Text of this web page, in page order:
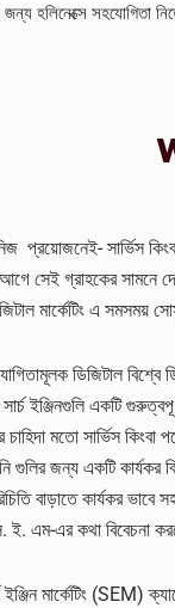
জন্য হলিনেক্সে সহযোগিতা
প্রয়োজনেই- সার্ভিস
সেই গ্রাহকের সামনে
মার্কেটিং এ সমসময়
ডিজিটাল বিশ্বে
সার্চ ইঞ্জিনগুলি একটি
চাহিদা মতো সার্ভিস
জন্য একটি কার্যকর
বাড়াতে কার্যকর
ই. এম-এর কথা বিবেচনা
মার্কেটিং (SEM)